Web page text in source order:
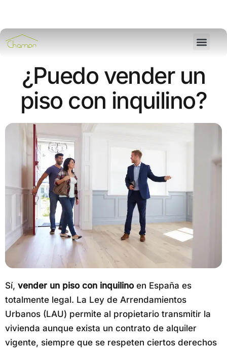
¿Puedo vender un
piso con inquilino?
Sí, vender un piso con inquilinoen España es
totalmente legal. La Ley de Arrendamientos
Urbanos (LAU) permite al propietario transmitir la
vivienda aunque exista un contrato de alquiler
vigente, siempre que se respeten ciertos derechos